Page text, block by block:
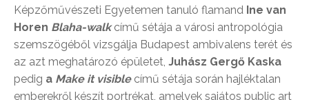
Képzőművészeti Egyetemen tanuló flamand Ine van
Horen Blaha-walkcímű sétája a városi antropológia
szemszögéből vizsgálja Budapest ambivalens terét és
az azt meghatározó épületet, Juhász Gergő Kaska
pedig a Make it visiblecímű sétája során hajléktalan
emberekről készít portrékat, amelyek sajátos public art